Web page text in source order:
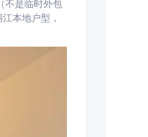
不是临时外包
本地户型，